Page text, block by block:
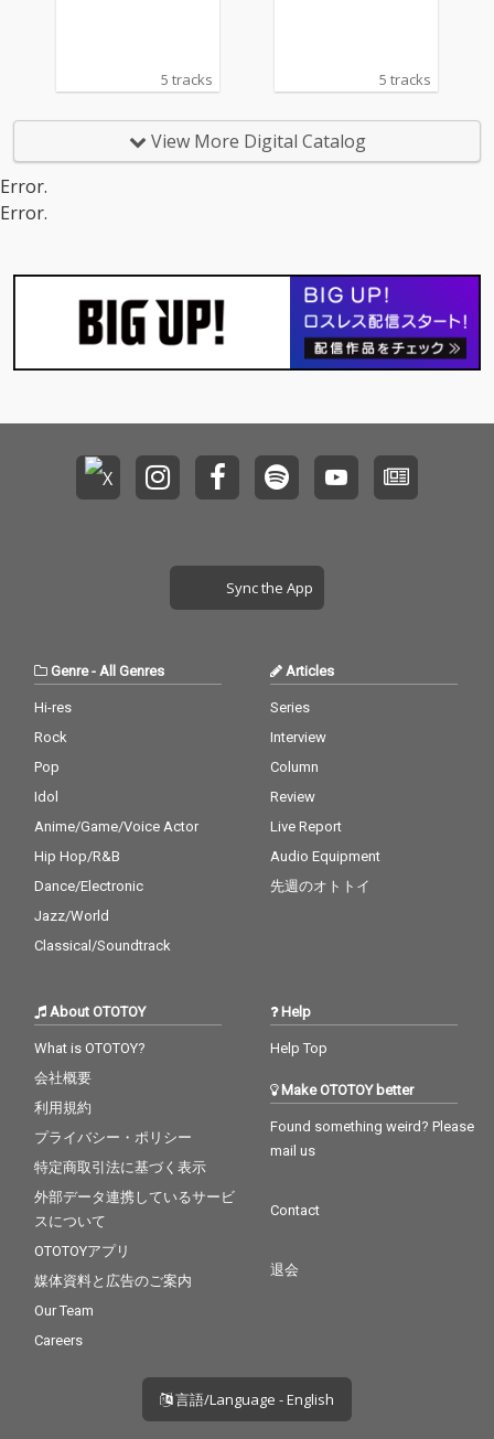
5 tracks 5 tracks
View More Digital Catalog
Error.
Error.
Sync the App
Genre- All Genres
Hi-res
Rock
Pop
Idol
Anime/Game/Voice Actor
Hip Hop/R&B
Dance/Electronic
Jazz/World
Classical/Soundtrack
Articles
Series
Interview
Column
Review
Live Report
Audio Equipment
先週のオトトイ
About OTOTOY
What is OTOTOY?
会社概要
利用規約
プライバシー・ポリシー
特定商取引法に基づく表示
外部データ連携しているサービ
スについて
OTOTOYアプリ
媒体資料と広告のご案内
Our Team
Careers
Help
Help Top
Make OTOTOY better
Found something weird? Please
mail us
Contact
退会
言語/Language - English